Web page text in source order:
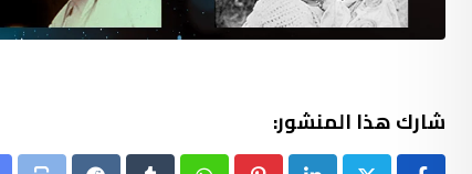
شارك هذا المنشور: